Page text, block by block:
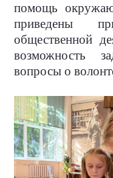
помощь
приведены
общественной
возможность
вопросы о